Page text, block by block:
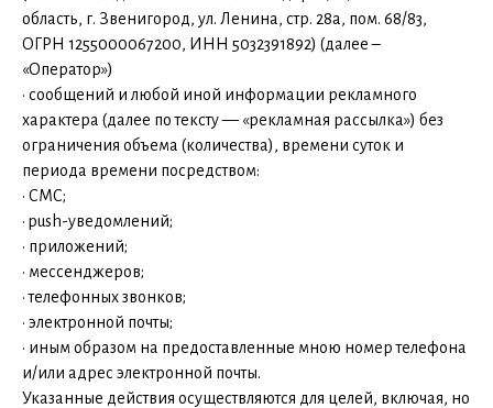
область, г. Звенигород, ул. Ленина, стр. 28а, пом. 68/83,
ОГРН 1255000067200, ИНН 5032391892) (далее –
«Оператор»)
· сообщений и любой иной информации рекламного
характера (далее по тексту — «рекламная рассылка») без
ограничения объема (количества), времени суток и
периода времени посредством:
· СМС;
· push-уведомлений;
· приложений;
· мессенджеров;
· телефонных звонков;
· электронной почты;
· иным образом на предоставленные мною номер телефона
и/или адрес электронной почты.
Указанные действия осуществляются для целей, включая, но